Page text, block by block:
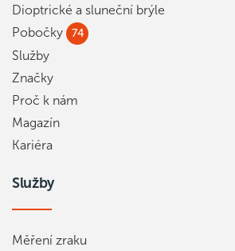
Dioptrické a sluneční brýle
Pobočky
74
Služby
Značky
Proč k nám
Magazín
Kariéra
Služby
Měření zraku